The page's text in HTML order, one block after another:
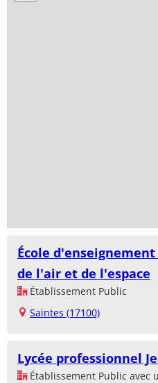
École
de l'air et de l'espace
Établissement Public
Saintes (17100)
Lycée professionnel
Établissement Public avec